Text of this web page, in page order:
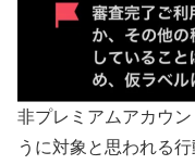
非プレミアムアカウ
うに対象と思われる